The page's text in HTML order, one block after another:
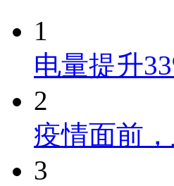
1
电量提升
2
疫情面前
3